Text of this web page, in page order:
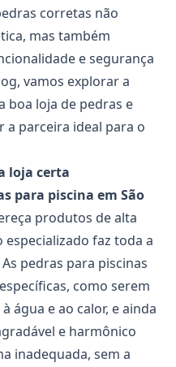
corretas não
mas também
e segurança
vamos explorar a
boa loja de pedras e
a parceira ideal para o
loja certa
para piscina em São
produtos de alta
faz toda a
pedras para piscinas
como serem
água e ao calor, e ainda
e harmônico
inadequada, sem a